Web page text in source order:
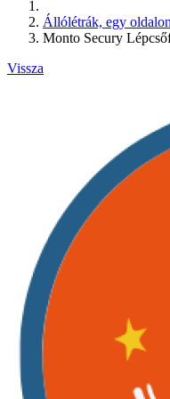
Állólétrák, egy
Monto Secury
Vissza